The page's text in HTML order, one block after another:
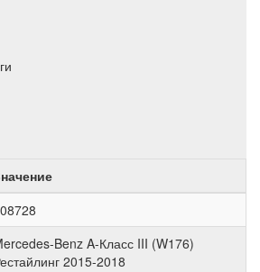
Benz A-Класс III (W176)
2015-2018